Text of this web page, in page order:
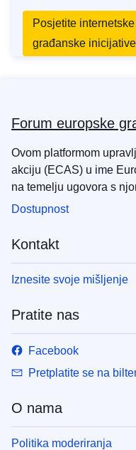
Posjetite
građanske inicijative
Forum europske
Ovom platformom
akciju (ECAS) u ime
na temelju ugovora s
Dostupnost
Kontakt
Iznesite svoje mišljenje
Pratite nas
Facebook
Pretplatite se na
O nama
Politika moderiranja